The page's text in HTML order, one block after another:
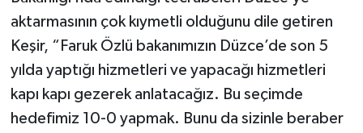
aktarmasının çok kıymetli olduğunu dile getiren
Keşir, “Faruk Özlü bakanımızın Düzce’de son 5
yılda yaptığı hizmetleri ve yapacağı hizmetleri
kapı kapı gezerek anlatacağız. Bu seçimde
hedefimiz 10-0 yapmak. Bunu da sizinle beraber